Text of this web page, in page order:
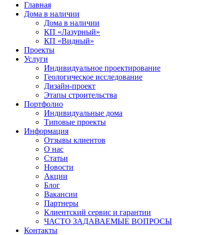
Главная
Дома в наличии
Дома в наличии
КП «Лазурный»
КП «Видный»
Проекты
Услуги
Индивидуальное проектирование
Геологическое исследование
Дизайн-проект
Этапы строительства
Портфолио
Индивидуальные дома
Типовые проекты
Информация
Отзывы клиентов
О нас
Статьи
Новости
Акции
Блог
Вакансии
Партнеры
Клиентский сервис и гарантии
ЧАСТО ЗАДАВАЕМЫЕ ВОПРОСЫ
Контакты